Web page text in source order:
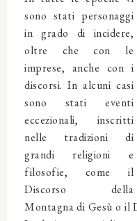
sono stati personaggi
in grado di incidere,
oltre che con le
imprese, anche con i
discorsi. In alcuni casi
sono stati eventi
eccezionali, inscritti
nelle tradizioni di
grandi religioni e
filosofie, come il
Discorso della
Montagna di Gesù o il